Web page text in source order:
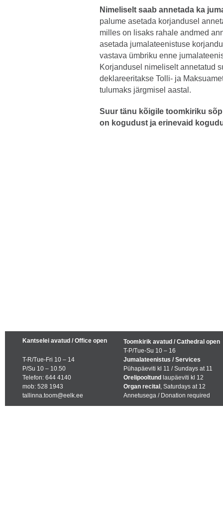
Nimeliselt saab annetada ka
palume asetada korjandusel
milles on lisaks rahale andmed
asetada jumalateenistuse
vastava ümbriku enne
Korjandusel nimeliselt annetatud
deklareeritakse Tolli- ja
tulumaks järgmisel aastal.
Suur tänu kõigile toomkiriku
on kogudust ja erinevaid
Kantselei avatud / Office open
T-R/Tue-Fri 10 – 14
P/Su 10 – 10.50
Telefon: 644 4140
mob: 528 1943
tallinna.toom@eelk.ee
Toomkirik avatud / Cathedral open
T-P/Tue-Su 10 – 16
Jumalateenistus / Services
Pühapäeviti kl 11 / Sundays at 11
Orelipooltund laupäeviti kl 12
Organ recital , Saturdays at 12
Annetusega / Donation required